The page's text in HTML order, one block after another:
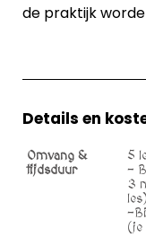
de praktijk
Details en
Omvang &
tijdsduur
5
-
3
-
(je